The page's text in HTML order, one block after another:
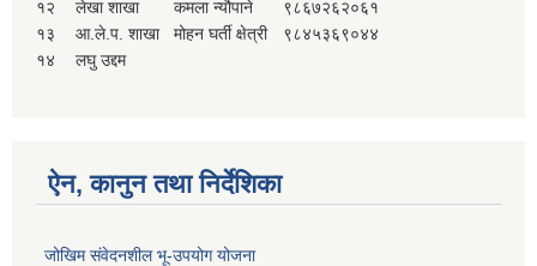
१२ लेखा शाखा कमला न्यौपाने
९८६७२६२०६१
१३
आ.ले.प. शाखा मोहन घर्ती क्षेत्री
९८४५३६९०४४
१४
लघु उद्दम
ऐन, कानुन तथा निर्देशिका
जोखिम संवेदनशील भू-उपयोग योजना